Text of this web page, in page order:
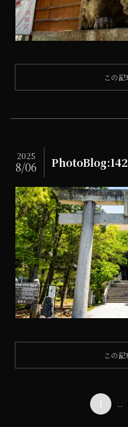
2025
8/06
1 ...